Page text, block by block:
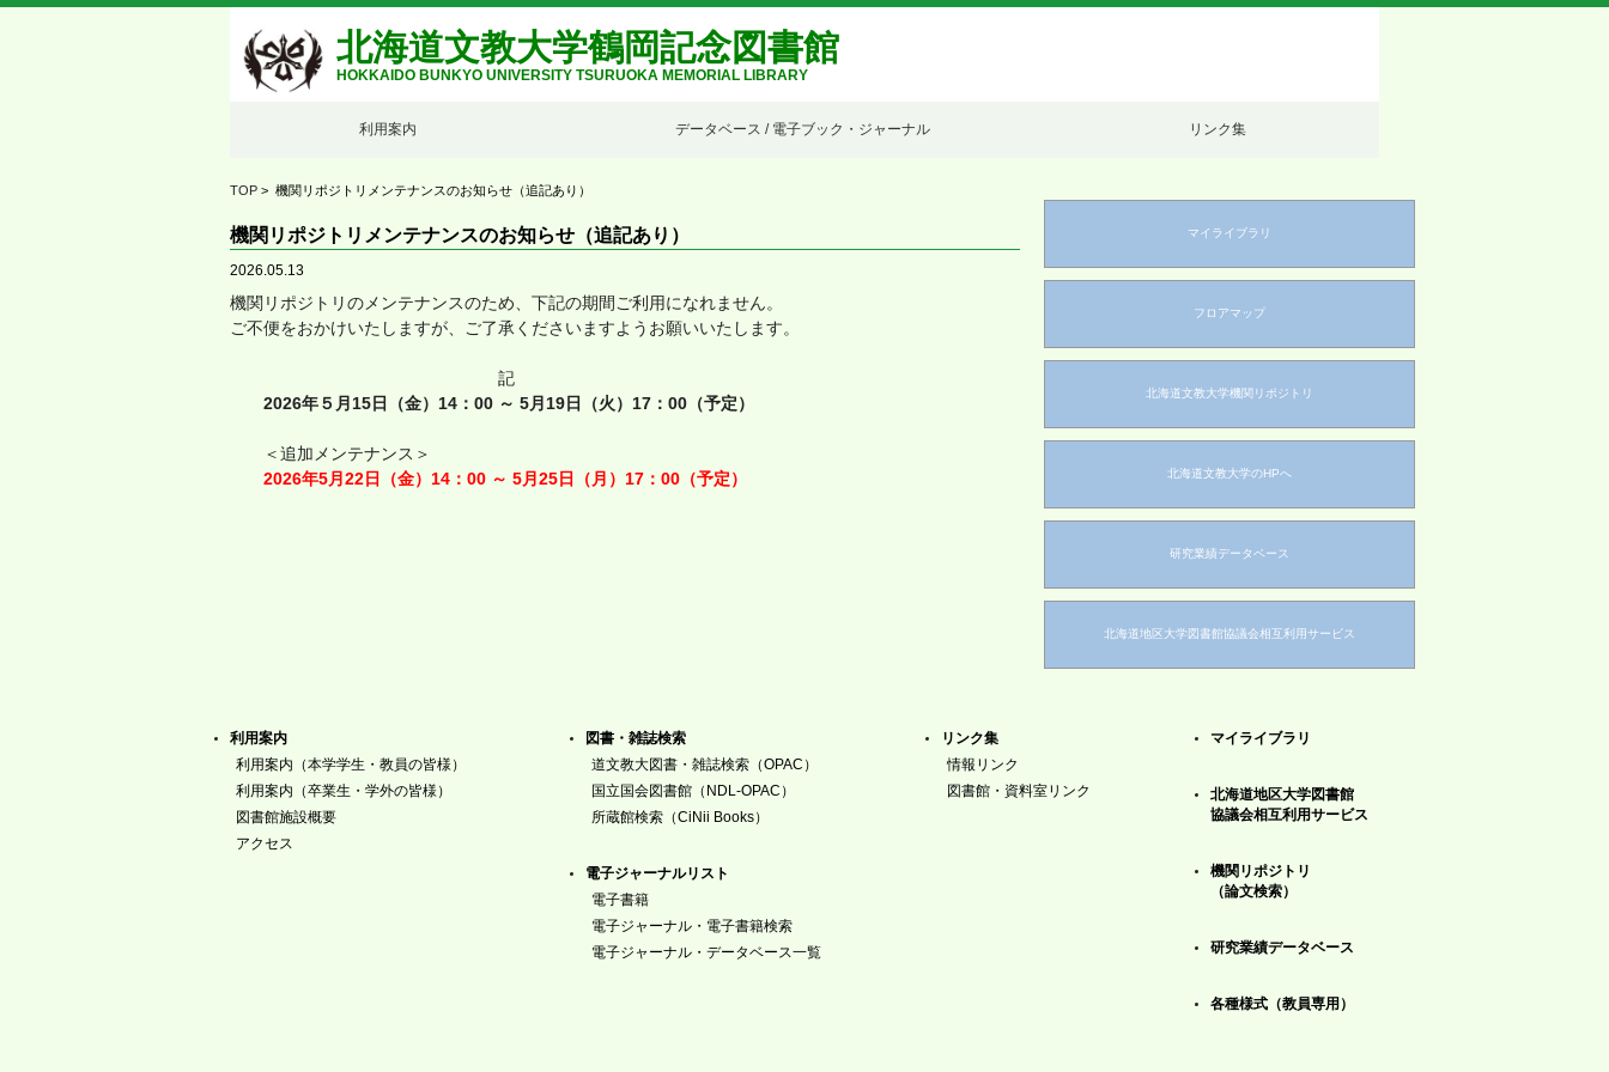
北海道文教大学鶴岡記念図書館
HOKKAIDO BUNKYO UNIVERSITY TSURUOKA MEMORIAL LIBRARY
利用案内 データベース / 電子ブック・ジャーナル リンク集
TOP > 機関リポジトリメンテナンスのお知らせ（追記あり）
マイライブラリ
フロアマップ
北海道文教大学機関リポジトリ
北海道文教大学のHPへ
研究業績データベース
北海道地区大学図書館協議会相互利用サービス
機関リポジトリメンテナンスのお知らせ（追記あり）
2026.05.13
機関リポジトリのメンテナンスのため、下記の期間ご利用になれません。
ご不便をおかけいたしますが、ご了承くださいますようお願いいたします。
記
2026年５月15日（金）14：00 ～ 5月19日（火）17：00（予定）
＜追加メンテナンス＞
2026年5月22日（金）14：00 ～ 5月25日（月）17：00（予定）
利用案内
利用案内（本学学生・教員の皆様）
利用案内（卒業生・学外の皆様）
図書館施設概要
アクセス
図書・雑誌検索
道文教大図書・雑誌検索（OPAC）
国立国会図書館（NDL-OPAC）
所蔵館検索（CiNii Books）
電子ジャーナルリスト
電子書籍
電子ジャーナル・電子書籍検索
電子ジャーナル・データベース一覧
リンク集
情報リンク
図書館・資料室リンク
マイライブラリ
北海道地区大学図書館
協議会相互利用サービス
機関リポジトリ
（論文検索）
研究業績データベース
各種様式（教員専用）